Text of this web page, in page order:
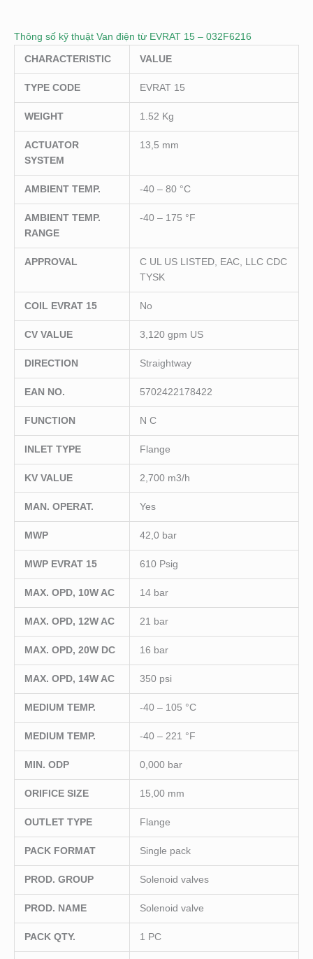
Thông số kỹ thuật Van điện từ EVRAT 15 – 032F6216
CHARACTERISTIC VALUE
TYPE CODE EVRAT 15
WEIGHT 1.52 Kg
ACTUATOR
SYSTEM
13,5 mm
AMBIENT TEMP. -40 – 80 °C
AMBIENT TEMP.
RANGE
-40 – 175 °F
APPROVAL
C UL US LISTED, EAC, LLC CDC
TYSK
COIL EVRAT 15 No
CV VALUE 3,120 gpm US
DIRECTION Straightway
EAN NO. 5702422178422
FUNCTION N C
INLET TYPE Flange
KV VALUE 2,700 m3/h
MAN. OPERAT. Yes
MWP 42,0 bar
MWP EVRAT 15 610 Psig
MAX. OPD, 10W AC 14 bar
MAX. OPD, 12W AC 21 bar
MAX. OPD, 20W DC 16 bar
MAX. OPD, 14W AC 350 psi
MEDIUM TEMP. -40 – 105 °C
MEDIUM TEMP. -40 – 221 °F
MIN. ODP 0,000 bar
ORIFICE SIZE 15,00 mm
OUTLET TYPE Flange
PACK FORMAT Single pack
PROD. GROUP Solenoid valves
PROD. NAME Solenoid valve
PACK QTY. 1 PC